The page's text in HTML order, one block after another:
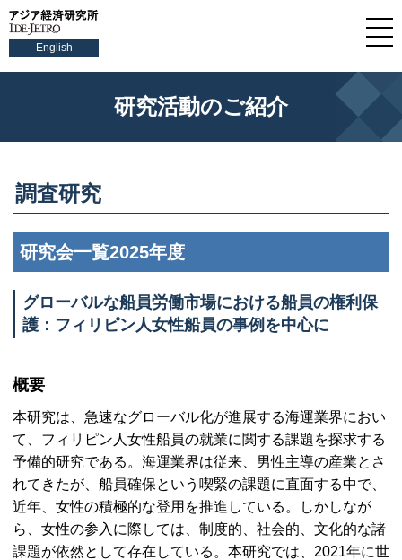
English
研究活動のご紹介
調査研究
研究会一覧2025年度
グローバルな船員労働市場における船員の権利保
護：フィリピン人女性船員の事例を中心に
概要
本研究は、急速なグローバル化が進展する海運業界におい
て、フィリピン人女性船員の就業に関する課題を探求する
予備的研究である。海運業界は従来、男性主導の産業とさ
れてきたが、船員確保という喫緊の課題に直面する中で、
近年、女性の積極的な登用を推進している。しかしなが
ら、女性の参入に際しては、制度的、社会的、文化的な諸
課題が依然として存在している。本研究では、2021年に世